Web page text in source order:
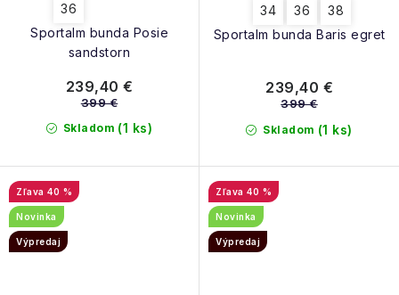
Sportalm bunda Posie
sandstorn
36
Skladom (1 ks)
239,40 €
399 €
Sportalm bunda Baris egret
34 36 38
Skladom (1 ks)
239,40 €
399 €
40 %
Novinka
Výpredaj
40 %
Novinka
Výpredaj